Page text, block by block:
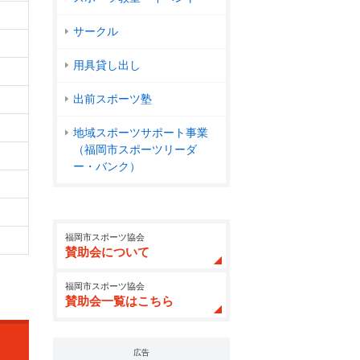
サークル
用具貸し出し
出前スポーツ塾
地域スポーツサポート事業
（福岡市スポーツリーダ
ー・バンク）
福岡市スポーツ協会
賛助会について
福岡市スポーツ協会
賛助会一覧はこちら
広告